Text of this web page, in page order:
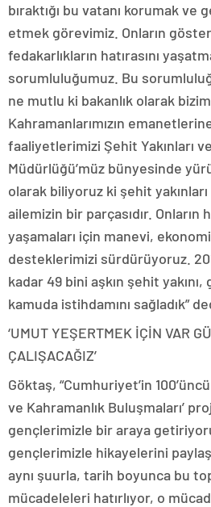
bıraktığı bu vatanı korumak
etmek görevimiz. Onların
fedakarlıkların hatırasını
sorumluluğumuz. Bu
ne mutlu ki bakanlık olarak
Kahramanlarımızın
faaliyetlerimizi Şehit Yakınları
Müdürlüğü’müz bünyesinde
olarak biliyoruz ki şehit
ailemizin bir parçasıdır. Onların
yaşamaları için manevi,
desteklerimizi sürdürüyoruz.
kadar 49 bini aşkın şehit yakını,
kamuda istihdamını sağladık”
‘UMUT YEŞERTMEK İÇİN VAR
ÇALIŞACAĞIZ’
Göktaş, “Cumhuriyet’in 100’üncü
ve Kahramanlık Buluşmaları’
gençlerimizle bir araya
gençlerimizle hikayelerini
aynı şuurla, tarih boyunca bu
mücadeleleri hatırlıyor, o